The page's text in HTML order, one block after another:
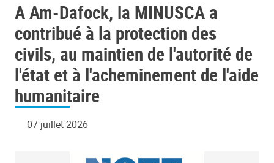
la protection des civils,
au maintien de l'autorité
de l'état et à
l'acheminement de l'aide
humanitaire
A Am-Dafock, la MINUSCA a
contribué à la protection des
civils, au maintien de l'autorité de
l'état et à l'acheminement de l'aide
humanitaire
07 juillet 2026